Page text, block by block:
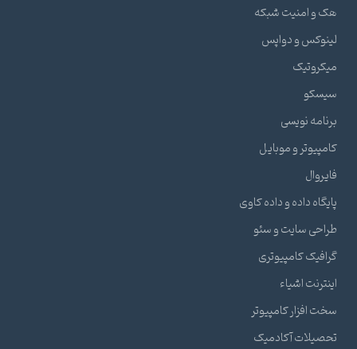
هک و امنیت شبکه
لینوکس و دواپس
میکروتیک
سیسکو
برنامه نویسی
کامپیوتر و موبایل
فایروال
پایگاه داده و داده کاوی
طراحی سایت و سئو
گرافیک کامپیوتری
اینترنت اشیاء
سخت افزار کامپیوتر
تحصیلات آکادمیک